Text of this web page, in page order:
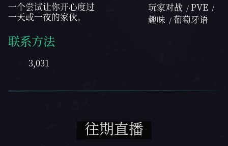
一个尝试让你开心度过
一天或一夜的家伙。
联系方法
3,031
玩家对战
PVE
趣味
葡萄牙语
往期直播